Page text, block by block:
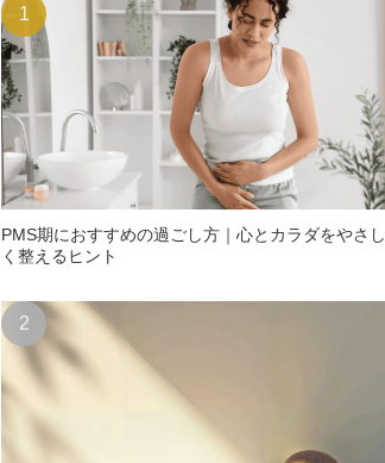
PMS期におすすめの過ごし方｜心とカラダをやさし
く整えるヒント